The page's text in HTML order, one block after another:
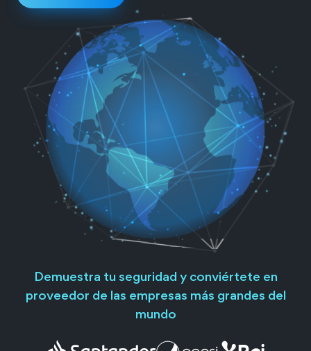
Demuestra tu seguridad y conviértete en
proveedor de las empresas más grandes del
mundo